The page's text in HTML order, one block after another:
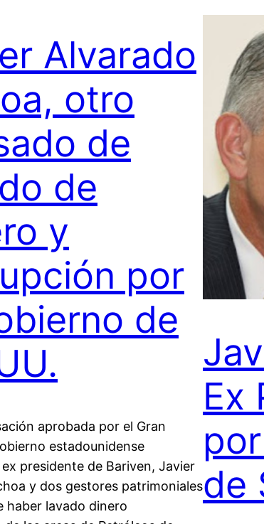
Alvarado
otro
de
de
y
por
de
aprobada por el Gran
estadounidense
presidente de Bariven, Javier
y dos gestores patrimoniales
haber lavado dinero
Ex
de